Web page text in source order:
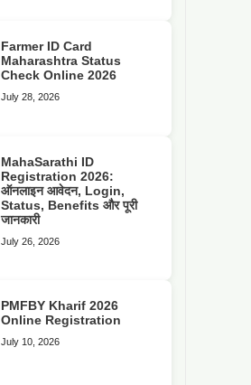
Farmer ID Card
Maharashtra Status
Check Online 2026
July 28, 2026
MahaSarathi ID
Registration 2026:
ऑनलाइन आवेदन, Login,
Status, Benefits और पूरी
जानकारी
July 26, 2026
PMFBY Kharif 2026
Online Registration
July 10, 2026